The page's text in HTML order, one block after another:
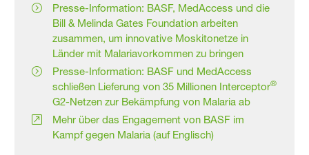
Presse-Information: BASF, MedAccess und die
Bill & Melinda Gates Foundation arbeiten
zusammen, um innovative Moskitonetze in
Länder mit Malariavorkommen zu bringen
Presse-Information: BASF und MedAccess
schließen Lieferung von 35 Millionen Interceptor®
G2-Netzen zur Bekämpfung von Malaria ab
Mehr über das Engagement von BASF im
Kampf gegen Malaria (auf Englisch)